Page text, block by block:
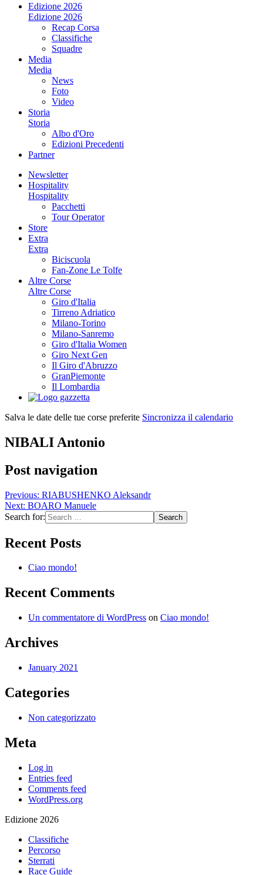
Edizione 2026
Edizione 2026
Recap Corsa
Classifiche
Squadre
Media
Media
News
Foto
Video
Storia
Storia
Albo d'Oro
Edizioni Precedenti
Partner
Newsletter
Hospitality
Hospitality
Pacchetti
Tour Operator
Store
Extra
Extra
Biciscuola
Fan-Zone Le Tolfe
Altre Corse
Altre Corse
Giro d'Italia
Tirreno Adriatico
Milano-Torino
Milano-Sanremo
Giro d'Italia Women
Giro Next Gen
Il Giro d'Abruzzo
GranPiemonte
Il Lombardia
Salva le date delle tue corse preferite Sincronizza il calendario
NIBALI Antonio
Post navigation
Previous: RIABUSHENKO Aleksandr
Next: BOARO Manuele
Search for:
Recent Posts
Ciao mondo!
Recent Comments
Un commentatore di WordPress on Ciao mondo!
Archives
January 2021
Categories
Non categorizzato
Meta
Log in
Entries feed
Comments feed
WordPress.org
Edizione 2026
Classifiche
Percorso
Sterrati
Race Guide